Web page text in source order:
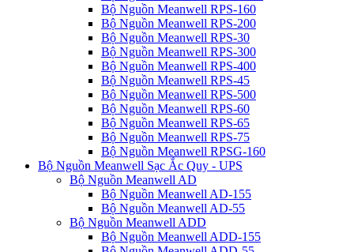
Bộ Nguồn Meanwell RPS-160
Bộ Nguồn Meanwell RPS-200
Bộ Nguồn Meanwell RPS-30
Bộ Nguồn Meanwell RPS-300
Bộ Nguồn Meanwell RPS-400
Bộ Nguồn Meanwell RPS-45
Bộ Nguồn Meanwell RPS-500
Bộ Nguồn Meanwell RPS-60
Bộ Nguồn Meanwell RPS-65
Bộ Nguồn Meanwell RPS-75
Bộ Nguồn Meanwell RPSG-160
Bộ Nguồn Meanwell Sạc Ắc Quy - UPS
Bộ Nguồn Meanwell AD
Bộ Nguồn Meanwell AD-155
Bộ Nguồn Meanwell AD-55
Bộ Nguồn Meanwell ADD
Bộ Nguồn Meanwell ADD-155